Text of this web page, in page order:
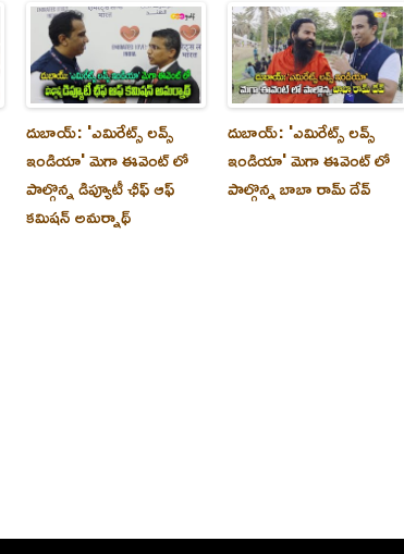
దుబాయ్‌: 'ఎమిరేట్స్ లవ్స్
ఇండియా' మెగా ఈవెంట్ లో
పాల్గొన్న డిప్యూటీ ఛీఫ్ ఆఫ్
కమిషన్ అమర్నాథ్
దుబాయ్‌: 'ఎమిరేట్స్ లవ్స్
ఇండియా' మెగా ఈవెంట్ లో
పాల్గొన్న బాబా రామ్ దేవ్